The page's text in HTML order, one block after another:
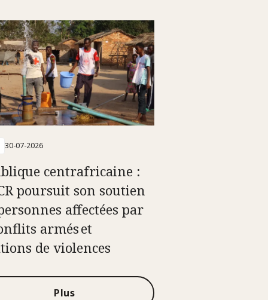
30-07-2026
centrafricaine :
poursuit son soutien
affectées par
armés et
de violences
Plus